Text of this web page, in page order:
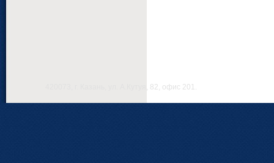
420073, г. Казань, ул. А.Кутуя, 82, офис 201.